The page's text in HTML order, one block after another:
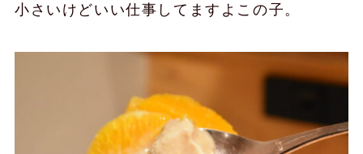
小さいけどいい仕事してますよこの子。